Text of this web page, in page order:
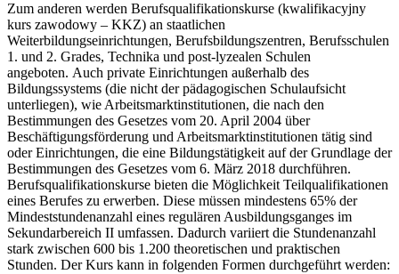
Zum anderen werden Berufsqualifikationskurse (kwalifikacyjny
kurs zawodowy – KKZ) an staatlichen
Weiterbildungseinrichtungen, Berufsbildungszentren, Berufsschulen
1. und 2. Grades, Technika und post-lyzealen Schulen
angeboten. Auch private Einrichtungen außerhalb des
Bildungssystems (die nicht der pädagogischen Schulaufsicht
unterliegen), wie Arbeitsmarktinstitutionen, die nach den
Bestimmungen des Gesetzes vom 20. April 2004 über
Beschäftigungsförderung und Arbeitsmarktinstitutionen tätig sind
oder Einrichtungen, die eine Bildungstätigkeit auf der Grundlage der
Bestimmungen des Gesetzes vom 6. März 2018 durchführen.
Berufsqualifikationskurse bieten die Möglichkeit Teilqualifikationen
eines Berufes zu erwerben. Diese müssen mindestens 65% der
Mindeststundenanzahl eines regulären Ausbildungsganges im
Sekundarbereich II umfassen. Dadurch variiert die Stundenanzahl
stark zwischen 600 bis 1.200 theoretischen und praktischen
Stunden. Der Kurs kann in folgenden Formen durchgeführt werden: